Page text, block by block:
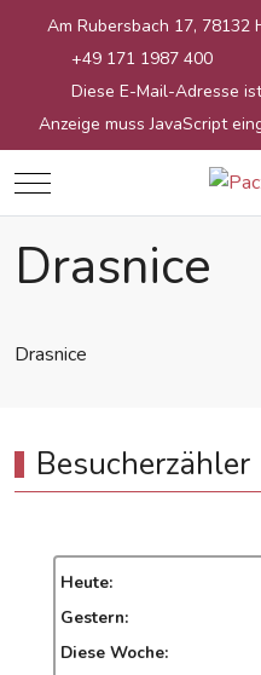
Am Rubersbach 17, 78132
+49 171 1987 400
Diese E-Mail-Adresse
Anzeige muss JavaScript
Mobile Menu Toggle
Drasnice
Drasnice
Besucherzähler
Heute:
Gestern:
Diese Woche: